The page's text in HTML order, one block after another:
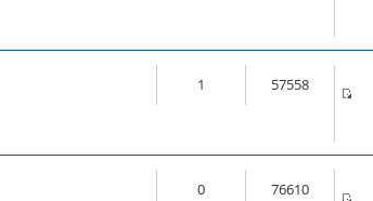
1 57558
0 76610